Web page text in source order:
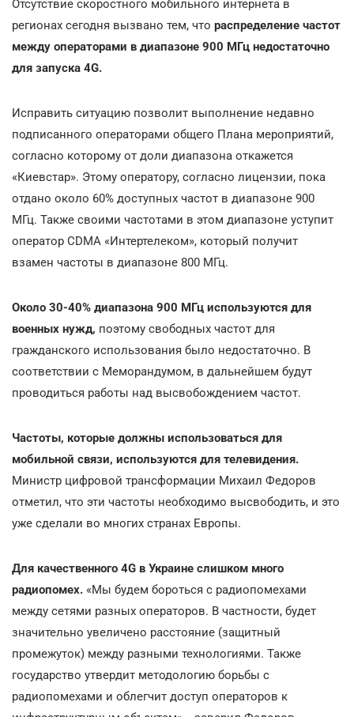
Отсутствие скоростного мобильного интернета в
регионах сегодня вызвано тем, что распределение частот
между операторами в диапазоне 900 МГц недостаточно
для запуска 4G.
Исправить ситуацию позволит выполнение недавно
подписанного операторами общего Плана мероприятий,
согласно которому от доли диапазона откажется
«Киевстар». Этому оператору, согласно лицензии, пока
отдано около 60% доступных частот в диапазоне 900
МГц. Также своими частотами в этом диапазоне уступит
оператор CDMA «Интертелеком», который получит
взамен частоты в диапазоне 800 МГц.
Около 30-40% диапазона 900 МГц используются для
военных нужд, поэтому свободных частот для
гражданского использования было недостаточно. В
соответствии с Меморандумом, в дальнейшем будут
проводиться работы над высвобождением частот.
Частоты, которые должны использоваться для
мобильной связи, используются для телевидения.
Министр цифровой трансформации Михаил Федоров
отметил, что эти частоты необходимо высвободить, и это
уже сделали во многих странах Европы.
Для качественного 4G в Украине слишком много
радиопомех. «Мы будем бороться с радиопомехами
между сетями разных операторов. В частности, будет
значительно увеличено расстояние (защитный
промежуток) между разными технологиями. Также
государство утвердит методологию борьбы с
радиопомехами и облегчит доступ операторов к